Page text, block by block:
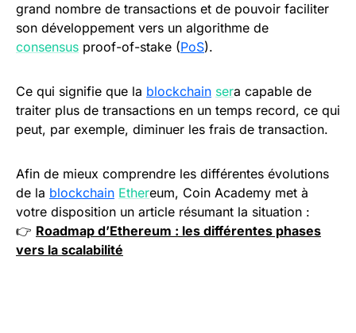
grand nombre de transactions et de pouvoir faciliter
son développement vers un algorithme de
consensus proof-of-stake (PoS).
Ce qui signifie que la blockchain sera capable de
traiter plus de transactions en un temps record, ce qui
peut, par exemple, diminuer les frais de transaction.
Afin de mieux comprendre les différentes évolutions
de la blockchain Ethereum, Coin Academy met à
votre disposition un article résumant la situation :
👉 Roadmap d’Ethereum : les différentes phases
vers la scalabilité